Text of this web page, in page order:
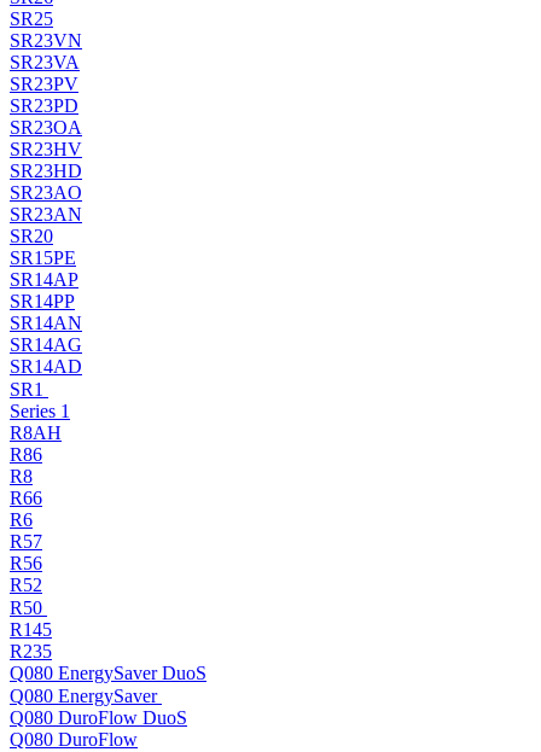
SR25
SR23VN
SR23VA
SR23PV
SR23PD
SR23OA
SR23HV
SR23HD
SR23AO
SR23AN
SR20
SR15PE
SR14AP
SR14PP
SR14AN
SR14AG
SR14AD
SR1
Series 1
R8AH
R86
R8
R66
R6
R57
R56
R52
R50
R145
R235
Q080 EnergySaver DuoS
Q080 EnergySaver
Q080 DuroFlow DuoS
Q080 DuroFlow